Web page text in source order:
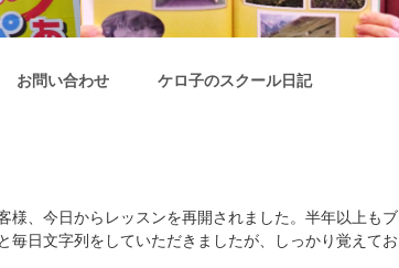
お問い合わせ ケロ子のスクール日記
様、今日からレッスンを再開されました。半年以上もブ
毎日文字列をしていただきましたが、しっかり覚えてお